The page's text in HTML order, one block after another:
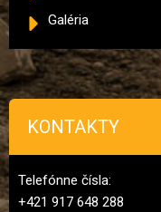
Galéria
KONTAKTY
Telefónne čísla:
+421 917 648 288